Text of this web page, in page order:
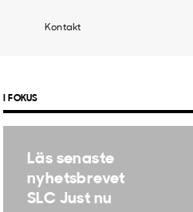
Kontakt
I FOKUS
Läs senaste
nyhetsbrevet
SLC Just nu